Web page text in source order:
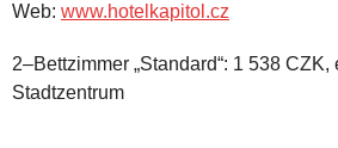
Web: www.hotelkapitol.cz
2–Bettzimmer „Standard“: 1 538
Stadtzentrum